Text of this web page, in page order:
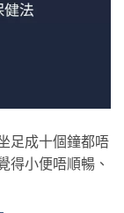
足成十個鐘都唔
得小便唔順暢、